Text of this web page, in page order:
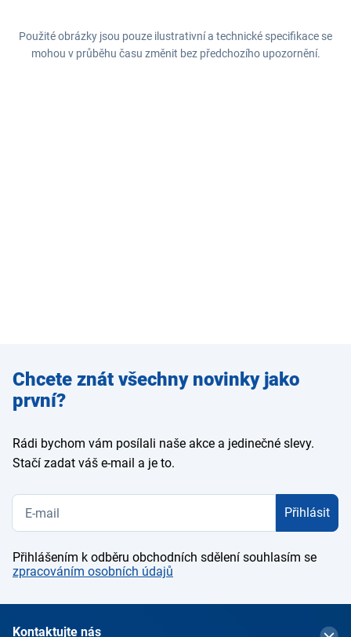
Použité obrázky jsou pouze ilustrativní a technické specifikace se
mohou v průběhu času změnit bez předchozího upozornění.
Zadejte
e-mail
Chcete znát všechny novinky jako
první?
Rádi bychom vám posílali naše akce a jedinečné slevy.
Stačí zadat váš e-mail a je to.
Přihlásit
Přihlášením k odběru obchodních sdělení souhlasím se
zpracováním osobních údajů
Kontaktujte nás